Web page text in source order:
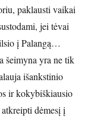
paklausti vaikai
jei tėvai
į Palangą…
šeimyna yra ne tik
išankstinio
ir kokybiškiausio
dėmesį į